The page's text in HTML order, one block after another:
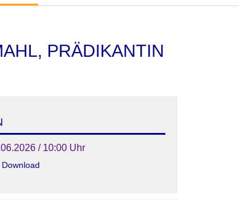
PRÄDIKANTIN
/ 10:00 Uhr
Download